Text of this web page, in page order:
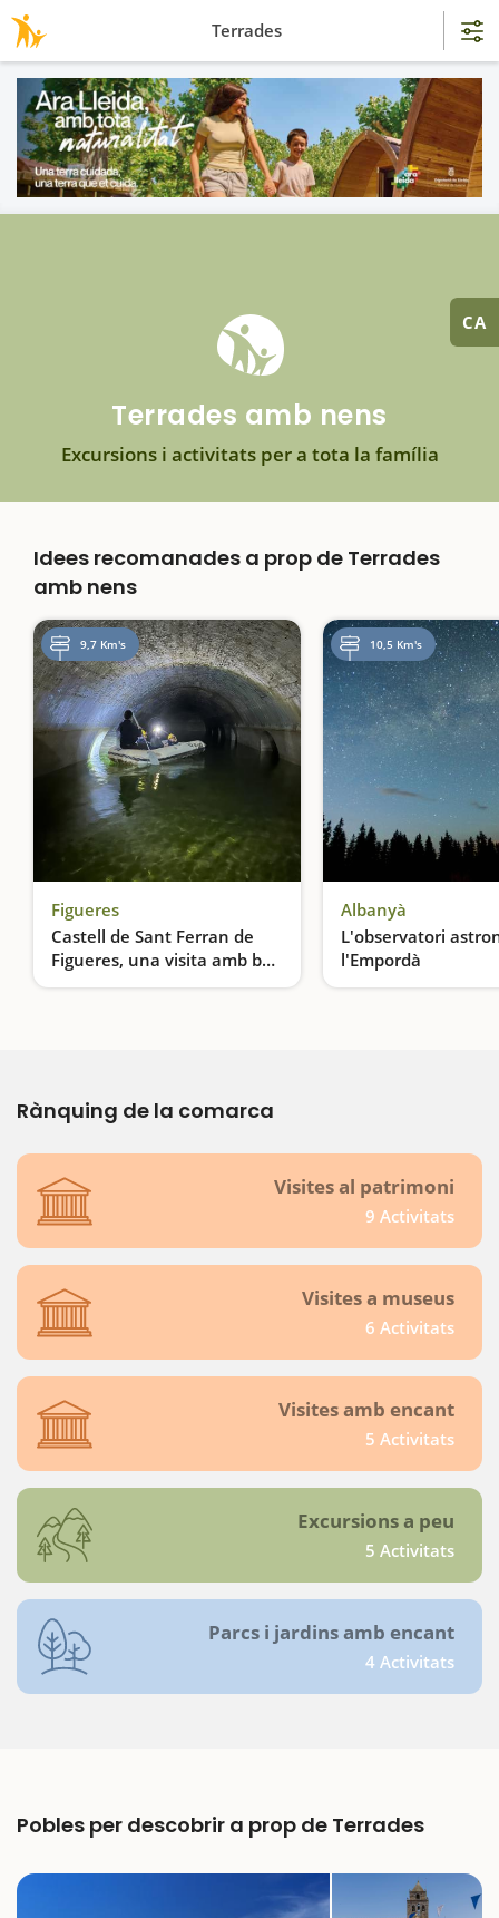
CA
Terrades amb nens
Excursions i activitats per a tota la família
Idees recomanades a prop de Terrades
amb nens
9,7 Km's
Figueres
Castell de Sant Ferran de
Figueres, una visita amb bus
elèctric i zodiac
Una experiència per viure la història en família
10,5 Km's
Albanyà
L'observatori
l'Empordà
Les estrelles a l'abast
Rànquing de la comarca
Visites al patrimoni
9 Activitats
Visites a museus
6 Activitats
Visites amb encant
5 Activitats
Excursions a peu
5 Activitats
Parcs i jardins amb encant
4 Activitats
Pobles per descobrir a prop de Terrades
Terrades